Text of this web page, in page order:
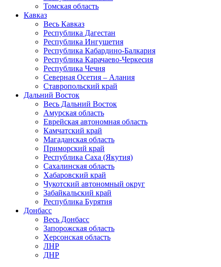
Томская область
Кавказ
Весь Кавказ
Республика Дагестан
Республика Ингушетия
Республика Кабардино-Балкария
Республика Карачаево-Черкесия
Республика Чечня
Северная Осетия – Алания
Ставропольский край
Дальний Восток
Весь Дальний Восток
Амурская область
Еврейская автономная область
Камчатский край
Магаданская область
Приморский край
Республика Саха (Якутия)
Сахалинская область
Хабаровский край
Чукотский автономный округ
Забайкальский край
Республика Бурятия
Донбасс
Весь Донбасс
Запорожская область
Херсонская область
ЛНР
ДНР